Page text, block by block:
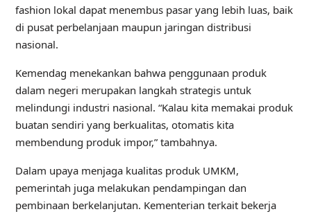
fashion lokal dapat menembus pasar yang lebih luas, baik
di pusat perbelanjaan maupun jaringan distribusi
nasional.
Kemendag menekankan bahwa penggunaan produk
dalam negeri merupakan langkah strategis untuk
melindungi industri nasional. “Kalau kita memakai produk
buatan sendiri yang berkualitas, otomatis kita
membendung produk impor,” tambahnya.
Dalam upaya menjaga kualitas produk UMKM,
pemerintah juga melakukan pendampingan dan
pembinaan berkelanjutan. Kementerian terkait bekerja